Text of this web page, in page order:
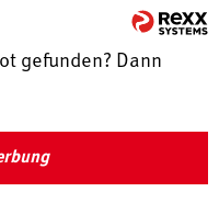
gefunden? Dann